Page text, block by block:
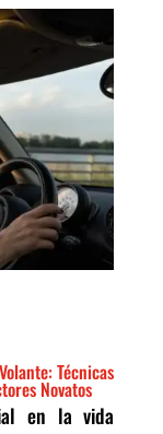
Técnicas
Novatos
en la vida